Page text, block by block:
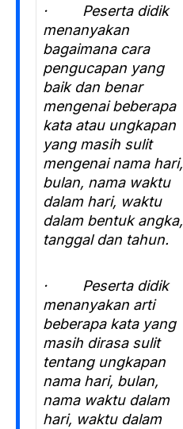
· Peserta didik
menanyakan
bagaimana cara
pengucapan yang
baik dan benar
mengenai beberapa
kata atau ungkapan
yang masih sulit
mengenai nama hari,
bulan, nama waktu
dalam hari, waktu
dalam bentuk angka,
tanggal dan tahun.
· Peserta didik
menanyakan arti
beberapa kata yang
masih dirasa sulit
tentang ungkapan
nama hari, bulan,
nama waktu dalam
hari, waktu dalam